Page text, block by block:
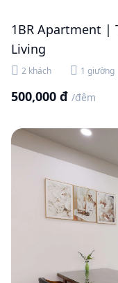
1BR Apartment |
Living
2 khách 1 giường
500,000 đ /đêm